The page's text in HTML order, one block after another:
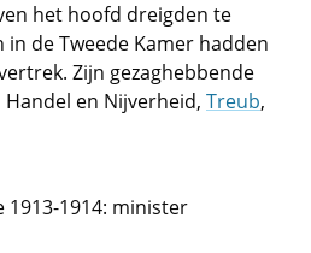
het hoofd dreigden te
de Tweede Kamer hadden
Zijn gezaghebbende
en Nijverheid, Treub,
1914: minister